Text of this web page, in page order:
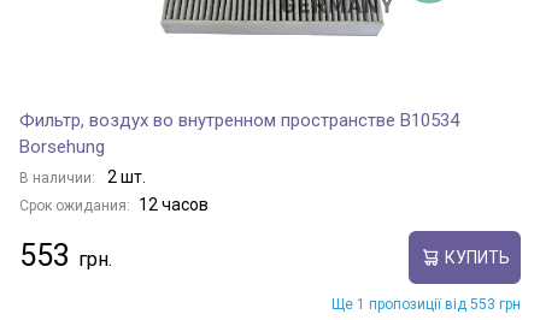
Фильтр, воздух во внутренном пространстве B10534
Borsehung
В наличии: 2 шт.
Срок ожидания: 12 часов
553 КУПИТЬ
Ще 1 пропозиції від 553 грн